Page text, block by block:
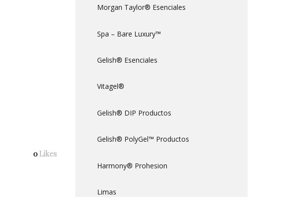
0 Likes
Morgan Taylor® Esenciales
Spa – Bare Luxury™
Gelish® Esenciales
Vitagel®
Gelish® DIP Productos
Gelish® PolyGel™ Productos
Harmony® Prohesion
Limas